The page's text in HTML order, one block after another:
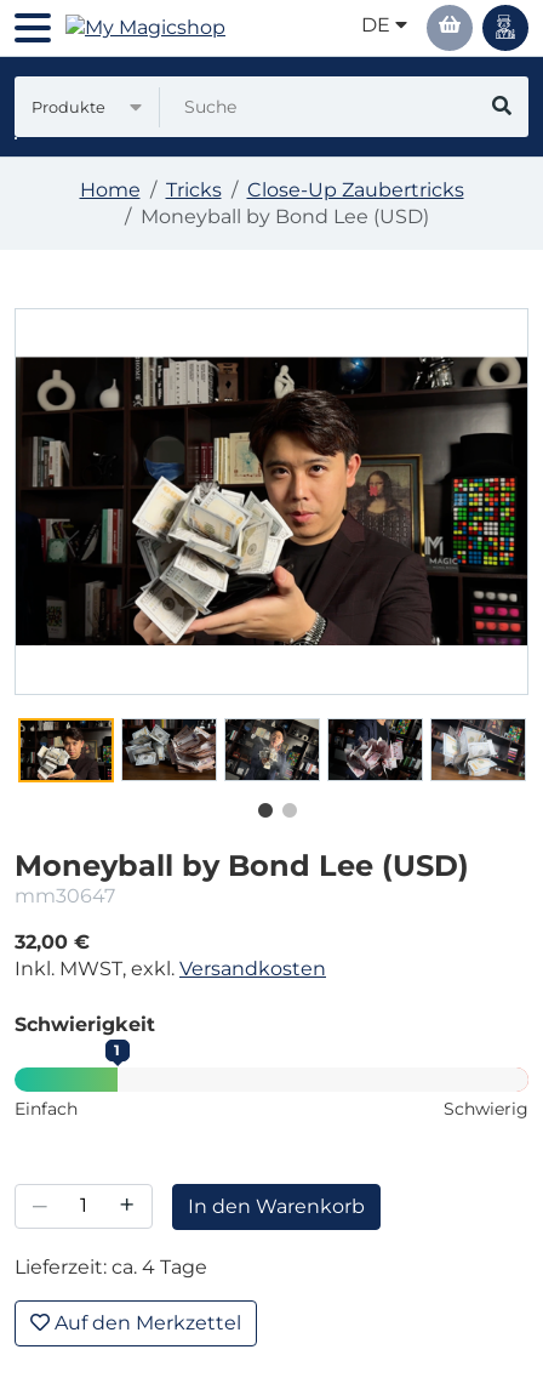
DE
Produkte
Home Tricks
Close-Up Zaubertricks
Moneyball by Bond Lee (USD)
Moneyball by Bond Lee (USD)
mm30647
32,00 €
Inkl. MWST, exkl. Versandkosten
Schwierigkeit
1
Einfach Schwierig
– + In den Warenkorb
Lieferzeit: ca. 4 Tage
Auf den Merkzettel